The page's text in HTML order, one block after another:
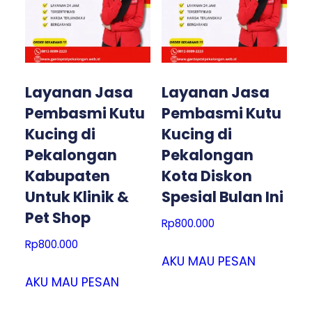
Layanan Jasa
Pembasmi Kutu
Kucing di
Pekalongan
Kabupaten
Untuk Klinik &
Pet Shop
Rp800.000
AKU MAU PESAN
Layanan Jasa
Pembasmi Kutu
Kucing di
Pekalongan
Kota Diskon
Spesial Bulan Ini
Rp800.000
AKU MAU PESAN